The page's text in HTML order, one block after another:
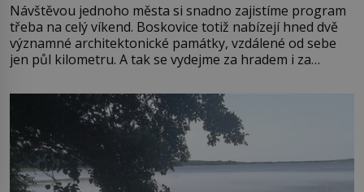
Návštěvou jednoho města si snadno zajistíme program
třeba na celý víkend. Boskovice totiž nabízejí hned dvě
významné architektonické památky, vzdálené od sebe
jen půl kilometru. A tak se vydejme za hradem i za
Boskovice na okraji Drahanské vrchoviny vznikla někdy
ve13. století, a už v roce 1313 kronikáři zaznamenali